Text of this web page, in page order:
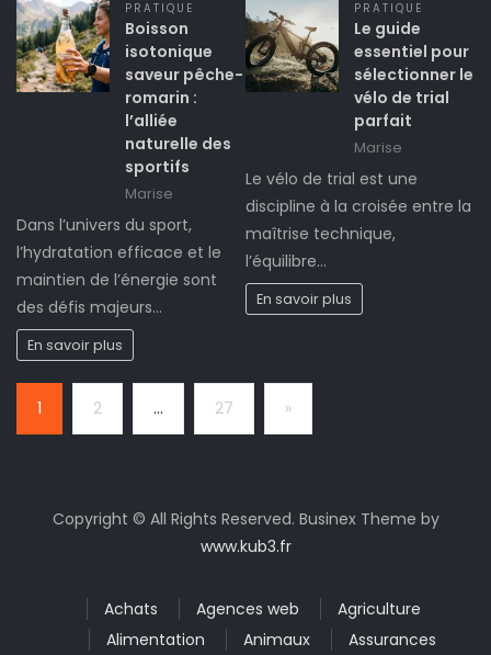
PRATIQUE
Boisson
isotonique
saveur pêche-
romarin :
l’alliée
naturelle des
sportifs
Marise
Dans l’univers du sport,
l’hydratation efficace et le
maintien de l’énergie sont
des défis majeurs…
En savoir plus
PRATIQUE
Le guide
essentiel pour
sélectionner le
vélo de trial
parfait
Marise
Le vélo de trial est une
discipline à la croisée entre la
maîtrise technique,
l’équilibre…
En savoir plus
1 2 … 27 Next
»
Copyright © All Rights Reserved. Businex Theme by
www.kub3.fr
Achats Agences web
Agriculture
Alimentation
Animaux Assurances